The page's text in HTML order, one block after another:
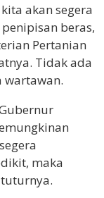
akan segera
beras,
Pertanian
Tidak ada
wartawan.
maka